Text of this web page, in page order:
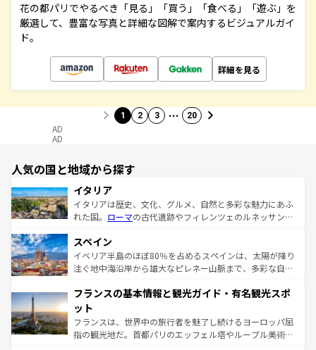
花の都パリでやるべき「見る」「買う」「食べる」「遊ぶ」を
厳選して、豊富な写真と詳細な図解で案内するビジュアルガイ
ド。
詳細を見る
1 2 3 … 20
AD
AD
人気の国と地域から探す
イタリア
イタリアは歴史、文化、グルメ、自然と多彩な魅力にあふ
れた国。 ローマの古代遺跡やフィレンツェのルネッサンス
ろん、トスカーナの美しい田園風景やアマルフィ海岸の絶
景など、自然景観も見逃せない。観光の合間には、本場の
ピザやパスタなど、絶品のイタリア料理を堪能することも
ませてくれるイタリアで、忘れられない旅をしてみよう！
なお、新着のイタリア情報は
しい。
スペイン
イベリア半島のほぼ80％を占めるスペインは、太陽が降り
注ぐ地中海沿岸から雄大なピレネー山脈まで、多彩な自然
文化が根付くこの国では、情熱的なフラメンコ、熱気あふ
れる闘牛、そして美味しいタパスが生活の一部となってい
る。首都マドリードの洗練された雰囲気や、バルセロナの
アートに溢れた街角から、地方では古代ローマ遺跡や中世
フランスの基本情報と観光ガイド・有名観光スポ
ット
フランスは、世界中の旅行者を魅了し続けるヨーロッパ屈
指の観光地だ。首都パリのエッフェル塔やルーブル美術館